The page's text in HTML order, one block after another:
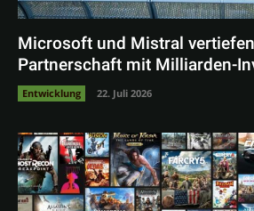
Microsoft und Mistral
Partnerschaft mit Milliarden-
Entwicklung 22. Juli 2026